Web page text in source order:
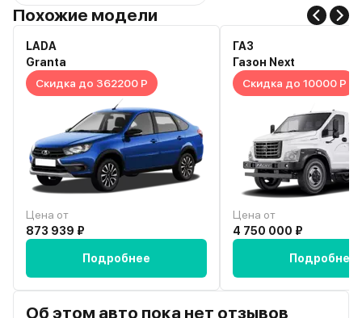
Похожие модели
LADA
Granta
Скидка до 362200 Р
Цена от
873 939 ₽
Подробнее
ГАЗ
Газон Next
Скидка до 10000 Р
Цена от
4 750 000 ₽
Подробнее
Об этом авто пока нет отзывов